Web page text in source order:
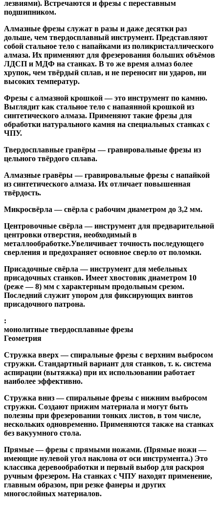
лезвиями). Встречаются и фрезы с переставным
подшипником.
Алмазные фрезы служат в разы и даже десятки раз
дольше, чем твердосплавный инструмент. Представляют
собой стальное тело с напайками из поликристаллического
алмаза. Их применяют для фрезерования больших объёмов
ЛДСП и МДФ на станках. В то же время алмаз более
хрупок, чем твёрдый сплав, и не переносит ни ударов, ни
высоких температур.
Фрезы с алмазной крошкой— это инструмент по камню.
Выглядит как стальное тело с напаянной крошкой из
синтетического алмаза. Применяют такие фрезы для
обработки натурального камня на специальных станках с
ЧПУ.
Твердосплавные гравёры — гравировальные фрезы из
цельного твёрдого сплава.
Алмазные гравёры — гравировальные фрезы с напайкой
из синтетического алмаза. Их отличает повышенная
твёрдость.
Микросвёрла — свёрла с рабочим диаметром до 3,2 мм.
Центровочные свёрла — инструмент для предварительной
центровки отверстия, необходимый в
металлообработке.Увеличивает точность последующего
сверления и предохраняет основное сверло от поломки.
Присадочные свёрла — инструмент для мебельных
присадочных станков. Имеет хвостовик диаметром 10
(реже — 8) мм с характерным продольным срезом.
Последний служит упором для фиксирующих винтов
присадочного патрона.
:
монолитные твердосплавные фрезы
Геометрия
Стружка вверх— спиральные фрезы с верхним выбросом
стружки. Стандартный вариант для станков, т. к. система
аспирации (вытяжка) при их использовании работает
наиболее эффективно.
Стружка вниз— спиральные фрезы с нижним выбросом
стружки. Создают прижим материала и могут быть
полезны при фрезеровании тонких листов, в том числе,
нескольких одновременно. Применяются также на станках
без вакуумного стола.
Прямые— фрезы с прямыми ножами. (Прямые ножи —
имеющие нулевой угол наклона от оси инструмента.) Это
классика деревообработки и первый выбор для раскроя
ручным фрезером. На станках с ЧПУ находят применение,
главным образом, при резке фанеры и других
многослойных материалов.